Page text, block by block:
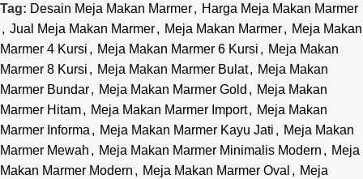
Tag: Desain Meja Makan Marmer, Harga Meja Makan Marmer
, Jual Meja Makan Marmer, Meja Makan Marmer, Meja Makan
Marmer 4 Kursi , Meja Makan Marmer 6 Kursi , Meja Makan
Marmer 8 Kursi , Meja Makan Marmer Bulat, Meja Makan
Marmer Bundar, Meja Makan Marmer Gold , Meja Makan
Marmer Hitam, Meja Makan Marmer Import, Meja Makan
Marmer Informa, Meja Makan Marmer Kayu Jati , Meja Makan
Marmer Mewah , Meja Makan Marmer Minimalis Modern , Meja
Makan Marmer Modern , Meja Makan Marmer Oval , Meja